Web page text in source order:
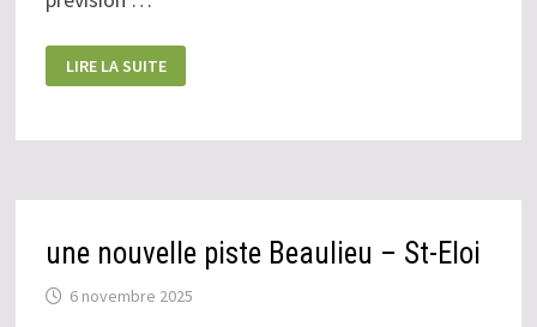
8
FÉVRIER
LIRE LA SUITE
une nouvelle piste Beaulieu – St-Eloi
6 novembre 2025